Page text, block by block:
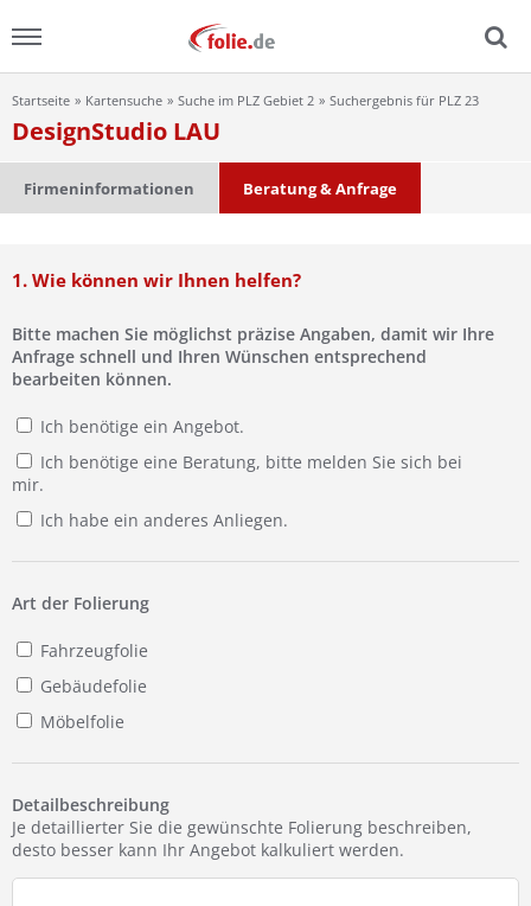
Menu
Home
Ratgeber
FAQ
Lexikon
Video
Startseite Kartensuche Suche im PLZ Gebiet 2 Suchergebnis für PLZ 23
DesignStudio LAU
Firmeninformationen Beratung & Anfrage
1. Wie können wir Ihnen helfen?
Bitte machen Sie möglichst präzise Angaben, damit wir Ihre
Anfrage schnell und Ihren Wünschen entsprechend
bearbeiten können.
Ich benötige ein Angebot.
Ich benötige eine Beratung, bitte melden Sie sich bei
mir.
Ich habe ein anderes Anliegen.
Art der Folierung
Fahrzeugfolie
Gebäudefolie
Möbelfolie
Detailbeschreibung
Je detaillierter Sie die gewünschte Folierung beschreiben,
desto besser kann Ihr Angebot kalkuliert werden.